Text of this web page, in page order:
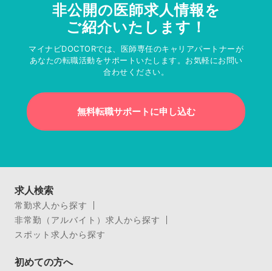
非公開の医師求人情報を
ご紹介いたします！
マイナビDOCTORでは、医師専任のキャリアパートナーが
あなたの転職活動をサポートいたします。お気軽にお問い
合わせください。
無料転職サポートに申し込む
求人検索
常勤求人から探す
非常勤（アルバイト）求人から探す
スポット求人から探す
初めての方へ